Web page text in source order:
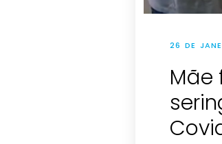
26 DE
Mãe